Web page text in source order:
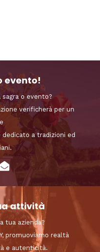
evento!
o evento?
verificherà per un
a tradizioni ed
attività
tua azienda?
promuoviamo realtà
e autenticità.